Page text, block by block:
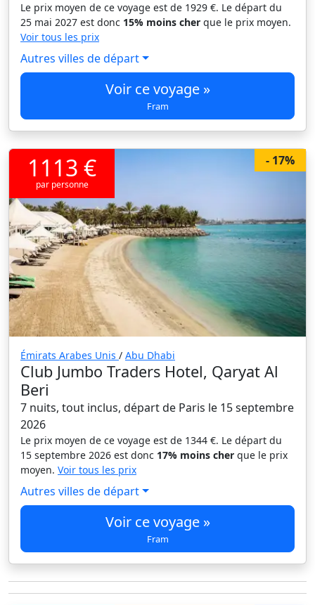
Le prix moyen de ce voyage est de 1929 €. Le départ du
25 mai 2027 est donc 15% moins cher que le prix moyen.
Voir tous les prix
Autres villes de départ
Voir ce voyage »
Fram
- 17%
1113 €
par personne
Émirats Arabes Unis / Abu Dhabi
Club Jumbo Traders Hotel, Qaryat Al
Beri
7 nuits, tout inclus, départ de Paris le 15 septembre
2026
Le prix moyen de ce voyage est de 1344 €. Le départ du
15 septembre 2026 est donc 17% moins cher que le prix
moyen. Voir tous les prix
Autres villes de départ
Voir ce voyage »
Fram